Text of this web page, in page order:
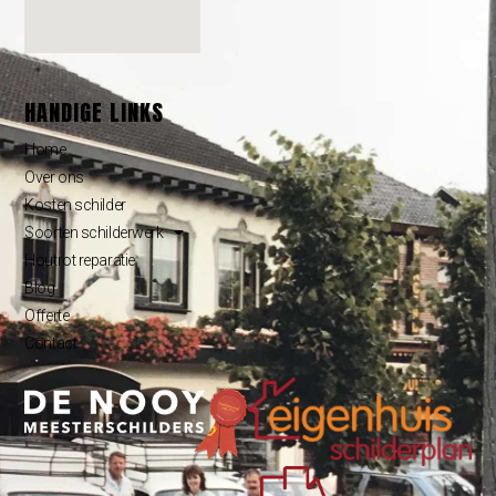
eindresultaat en zullen
Eigenhuis Schilderplan dan ook
bij iedereen aanbevelen.
HANDIGE LINKS
Home
Over ons
Kosten schilder
Soorten schilderwerk
Houtrot reparatie
Blog
Offerte
Contact